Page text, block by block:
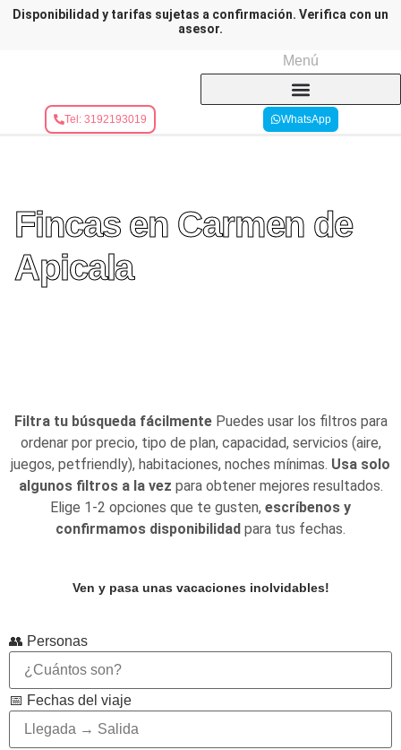
Disponibilidad y tarifas sujetas a confirmación. Verifica con un
asesor.
Menú
Tel: 3192193019 WhatsApp
Fincas en Carmen de
Apicala
Filtra tu búsqueda fácilmente Puedes usar los filtros para
ordenar por precio, tipo de plan, capacidad, servicios (aire,
juegos, petfriendly), habitaciones, noches mínimas. Usa solo
algunos filtros a la vez para obtener mejores resultados.
Elige 1-2 opciones que te gusten, escríbenos y
confirmamos disponibilidad para tus fechas.
Ven y pasa unas vacaciones inolvidables!
👥 Personas
📅 Fechas del viaje